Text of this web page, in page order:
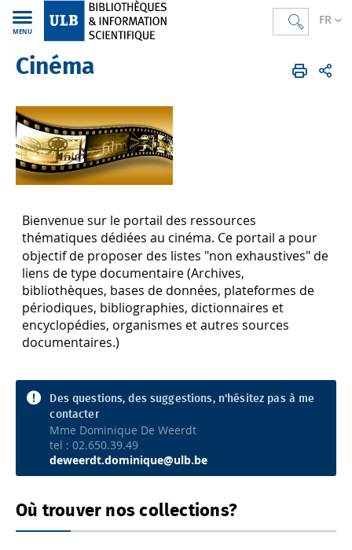
FR
MENU
Bibliothèques FR
Cinéma
Bienvenue sur le portail des ressources
thématiques dédiées au cinéma. Ce portail a pour
objectif de proposer des listes "non exhaustives" de
liens de type documentaire (Archives,
bibliothèques, bases de données, plateformes de
périodiques, bibliographies, dictionnaires et
encyclopédies, organismes et autres sources
documentaires.)
Des questions, des suggestions, n'hésitez pas à me
contacter
Mme Dominique De Weerdt
tel : 02.650.39.49
deweerdt.dominique@ulb.be
Où trouver nos collections?